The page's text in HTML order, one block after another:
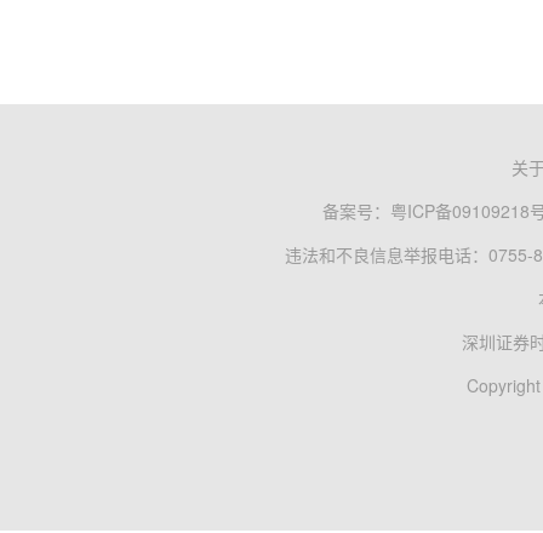
关
备案号： 粤ICP备09109218
违法和不良信息举报电话：0755-
深圳证券